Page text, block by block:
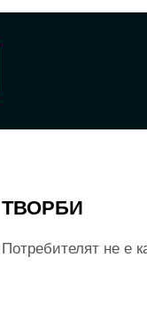
ТВОРБИ
Потребителят не е